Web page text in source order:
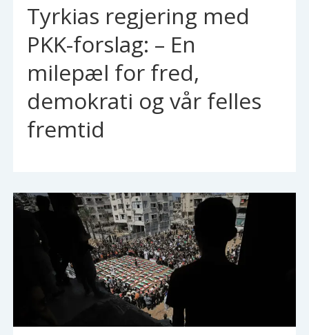
Tyrkias regjering med
PKK-forslag: – En
milepæl for fred,
demokrati og vår felles
fremtid